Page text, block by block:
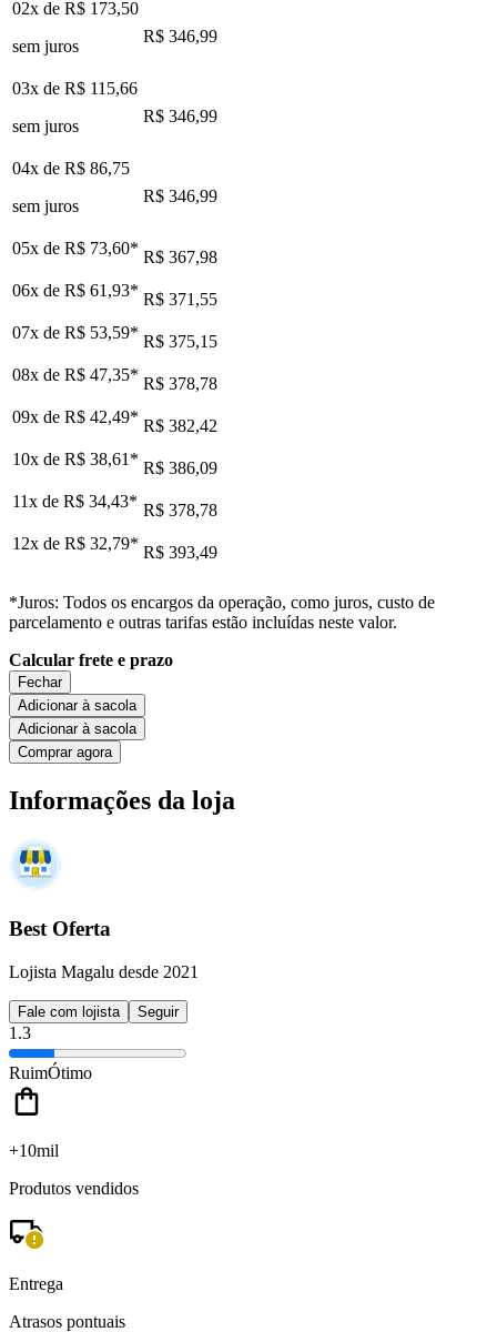
02x de R$ 173,50
sem juros
R$ 346,99
03x de R$ 115,66
sem juros
R$ 346,99
04x de R$ 86,75
sem juros
R$ 346,99
05x de R$ 73,60* R$ 367,98
06x de R$ 61,93* R$ 371,55
07x de R$ 53,59* R$ 375,15
08x de R$ 47,35* R$ 378,78
09x de R$ 42,49* R$ 382,42
10x de R$ 38,61* R$ 386,09
11x de R$ 34,43* R$ 378,78
12x de R$ 32,79* R$ 393,49
*Juros: Todos os encargos da operação, como juros, custo de
parcelamento e outras tarifas estão incluídas neste valor.
Calcular frete e prazo
Fechar
Adicionar à sacola
Adicionar à sacola
Comprar agora
Informações da loja
Best Oferta
Lojista Magalu desde 2021
Fale com lojista Seguir
1.3
RuimÓtimo
+10mil
Produtos vendidos
Entrega
Atrasos pontuais